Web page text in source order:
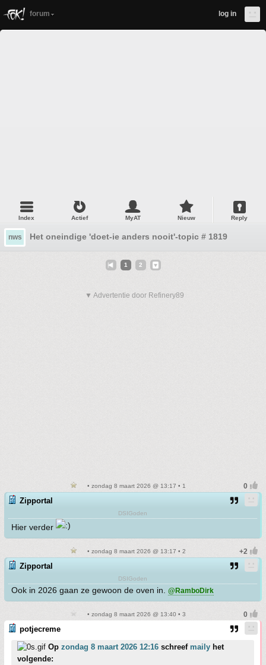
forum log in
Index Actief MyAT Nieuw Reply
nws Het oneindige 'doet-ie anders nooit'-topic # 1819
1 2
▼ Advertentie door Refinery89
• zondag 8 maart 2026 @ 13:17 • 1
Zipportal
DSIGoden
Hier verder
• zondag 8 maart 2026 @ 13:17 • 2
Zipportal
DSIGoden
Ook in 2026 gaan ze gewoon de oven in. @RamboDirk
• zondag 8 maart 2026 @ 13:40 • 3
potjecreme
Op zondag 8 maart 2026 12:16 schreef maily het
volgende: